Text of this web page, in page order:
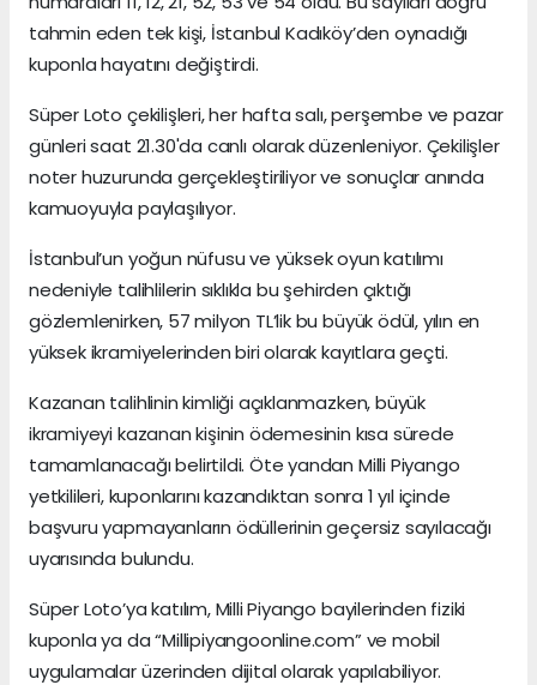
tahmin eden tek kişi, İstanbul Kadıköy’den oynadığı
kuponla hayatını değiştirdi.
Süper Loto çekilişleri, her hafta salı, perşembe ve pazar
günleri saat 21.30'da canlı olarak düzenleniyor. Çekilişler
noter huzurunda gerçekleştiriliyor ve sonuçlar anında
kamuoyuyla paylaşılıyor.
İstanbul’un yoğun nüfusu ve yüksek oyun katılımı
nedeniyle talihlilerin sıklıkla bu şehirden çıktığı
gözlemlenirken, 57 milyon TL’lik bu büyük ödül, yılın en
yüksek ikramiyelerinden biri olarak kayıtlara geçti.
Kazanan talihlinin kimliği açıklanmazken, büyük
ikramiyeyi kazanan kişinin ödemesinin kısa sürede
tamamlanacağı belirtildi. Öte yandan Milli Piyango
yetkilileri, kuponlarını kazandıktan sonra 1 yıl içinde
başvuru yapmayanların ödüllerinin geçersiz sayılacağı
uyarısında bulundu.
Süper Loto’ya katılım, Milli Piyango bayilerinden fiziki
kuponla ya da “Millipiyangoonline.com” ve mobil
uygulamalar üzerinden dijital olarak yapılabiliyor.